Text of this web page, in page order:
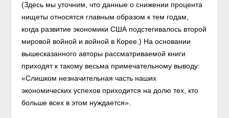
(Здесь мы уточним, что данные о снижении процента
нищеты относятся главным образом к тем годам,
когда развитие экономики США подстегивалось второй
мировой войной и войной в Корее.) На основании
вышесказанного авторы рассматриваемой книги
приходят к такому весьма примечательному выводу:
«Слишком незначительная часть наших
экономических успехов приходится на долю тех, кто
больше всех в этом нуждается».